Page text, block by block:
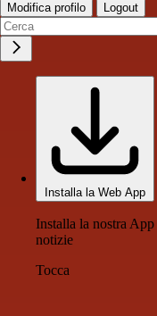
Modifica profilo Logout
Installa la Web App
Installa la nostra
notizie
Tocca